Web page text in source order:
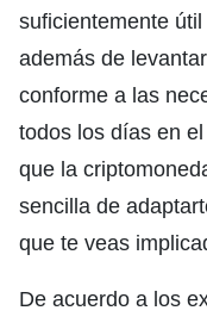
suficientemente
además de
conforme a las
todos los días en
que la
sencilla de
que te veas
De acuerdo a los